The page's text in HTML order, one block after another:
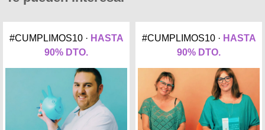
#CUMPLIMOS10 · HASTA
90% DTO.
#CUMPLIMOS10 · HASTA
90% DTO.